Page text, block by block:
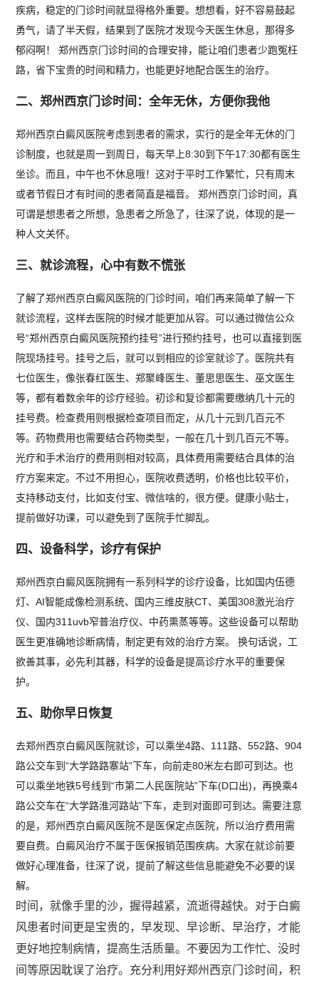
疾病，稳定的门诊时间就显得格外重要。想想看，好不容易鼓起
勇气，请了半天假，结果到了医院才发现今天医生休息，那得多
郁闷啊！ 郑州西京门诊时间的合理安排，能让咱们患者少跑冤枉
路，省下宝贵的时间和精力，也能更好地配合医生的治疗。
二、郑州西京门诊时间：全年无休，方便你我他
郑州西京白癜风医院考虑到患者的需求，实行的是全年无休的门
诊制度，也就是周一到周日，每天早上8:30到下午17:30都有医生
坐诊。而且，中午也不休息哦！这对于平时工作繁忙，只有周末
或者节假日才有时间的患者简直是福音。 郑州西京门诊时间，真
可谓是想患者之所想，急患者之所急了，往深了说，体现的是一
种人文关怀。
三、就诊流程，心中有数不慌张
了解了郑州西京白癜风医院的门诊时间，咱们再来简单了解一下
就诊流程，这样去医院的时候才能更加从容。可以通过微信公众
号“郑州西京白癜风医院预约挂号”进行预约挂号，也可以直接到医
院现场挂号。挂号之后，就可以到相应的诊室就诊了。医院共有
七位医生，像张春红医生、郑聚峰医生、董思思医生、巫文医生
等，都有着数余年的诊疗经验。初诊和复诊都需要缴纳几十元的
挂号费。检查费用则根据检查项目而定，从几十元到几百元不
等。药物费用也需要结合药物类型，一般在几十到几百元不等。
光疗和手术治疗的费用则相对较高，具体费用需要结合具体的治
疗方案来定。不过不用担心，医院收费透明，价格也比较平价，
支持移动支付，比如支付宝、微信啥的，很方便。健康小贴士，
提前做好功课，可以避免到了医院手忙脚乱。
四、设备科学，诊疗有保护
郑州西京白癜风医院拥有一系列科学的诊疗设备，比如国内伍德
灯、AI智能成像检测系统、国内三维皮肤CT、美国308激光治疗
仪、国内311uvb窄普治疗仪、中药熏蒸等等。这些设备可以帮助
医生更准确地诊断病情，制定更有效的治疗方案。 换句话说，工
欲善其事，必先利其器，科学的设备是提高诊疗水平的重要保
护。
五、助你早日恢复
去郑州西京白癜风医院就诊，可以乘坐4路、111路、552路、904
路公交车到“大学路路寨站”下车，向前走80米左右即可到达。也
可以乘坐地铁5号线到“市第二人民医院站”下车(D口出)，再换乘4
路公交车在“大学路淮河路站”下车，走到对面即可到达。需要注意
的是，郑州西京白癜风医院不是医保定点医院，所以治疗费用需
要自费。白癜风治疗不属于医保报销范围疾病。大家在就诊前要
做好心理准备，往深了说，提前了解这些信息能避免不必要的误
解。
时间，就像手里的沙，握得越紧，流逝得越快。对于白癜
风患者时间更是宝贵的，早发现、早诊断、早治疗，才能
更好地控制病情，提高生活质量。不要因为工作忙、没时
间等原因耽误了治疗。充分利用好郑州西京门诊时间，积